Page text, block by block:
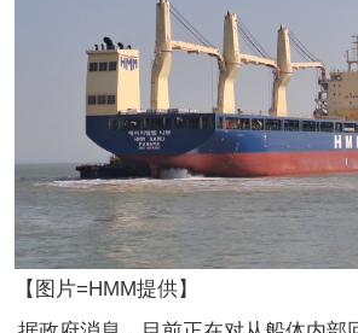
【图片=HMM提供】